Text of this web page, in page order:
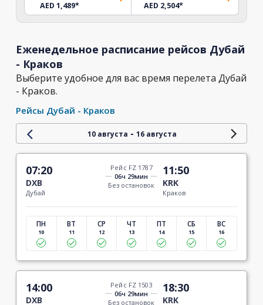
AED 1,489*
AED 2,504*
Еженедельное расписание рейсов Дубай
- Краков
Выберите удобное для вас время перелета Дубай
- Краков.
Рейсы Дубай - Краков
10 августа - 16 августа
07:20
DXB
Дубай
Рейс FZ 1787
06ч 29мин
Без остановок
11:50
KRK
Краков
ПН
10
ВТ
11
СР
12
ЧТ
13
ПТ
14
СБ
15
ВС
16
14:00
DXB
Рейс FZ 1503
06ч 29мин
Без остановок
18:30
KRK